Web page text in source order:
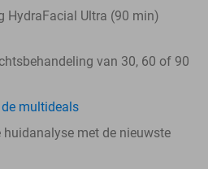
HydraFacial Ultra (90 min)
van 30, 60 of 90
multideals
met de nieuwste